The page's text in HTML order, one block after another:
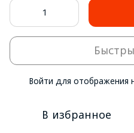
Войти для отображения
В избранное